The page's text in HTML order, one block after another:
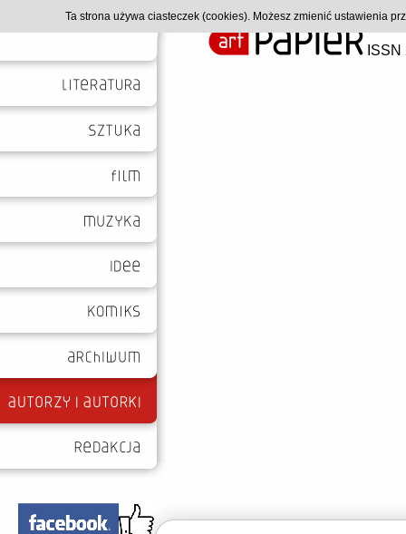
Ta strona używa ciasteczek (cookies). Możesz zmienić ustawienia